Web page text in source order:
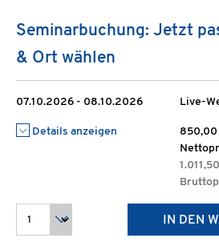
Seminarbuchung: Jetzt
& Ort wählen
07.10.2026 - 08.10.2026 Live-
Details anzeigen
850,00
IN DEN